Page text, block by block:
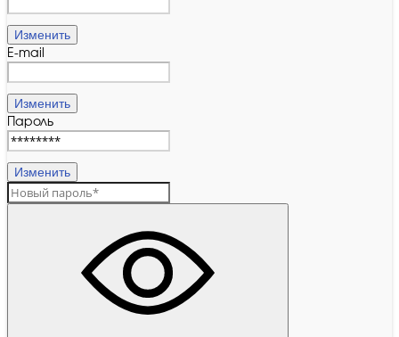
Изменить
E-mail
Изменить
Пароль
Изменить